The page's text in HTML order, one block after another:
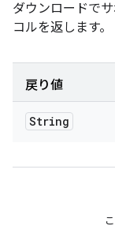
ダウンロードで
コルを返します。
戻り値
String